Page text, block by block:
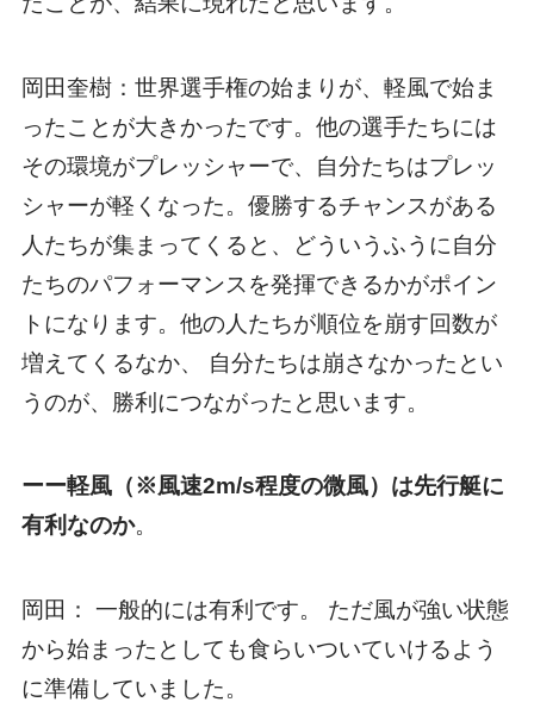
岡田奎樹：世界選手権の始まりが、軽風で始ま
ったことが大きかったです。他の選手たちには
その環境がプレッシャーで、自分たちはプレッ
シャーが軽くなった。優勝するチャンスがある
人たちが集まってくると、どういうふうに自分
たちのパフォーマンスを発揮できるかがポイン
トになります。他の人たちが順位を崩す回数が
増えてくるなか、 自分たちは崩さなかったとい
うのが、勝利につながったと思います。
ーー軽風（※風速2m/s程度の微風）は先行艇に
有利なのか。
岡田： 一般的には有利です。 ただ風が強い状態
から始まったとしても食らいついていけるよう
に準備していました。